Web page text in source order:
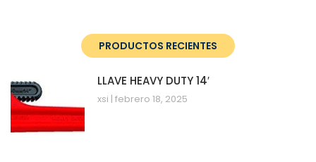
PRODUCTOS RECIENTES
LLAVE HEAVY DUTY 14′
xsi febrero 18, 2025